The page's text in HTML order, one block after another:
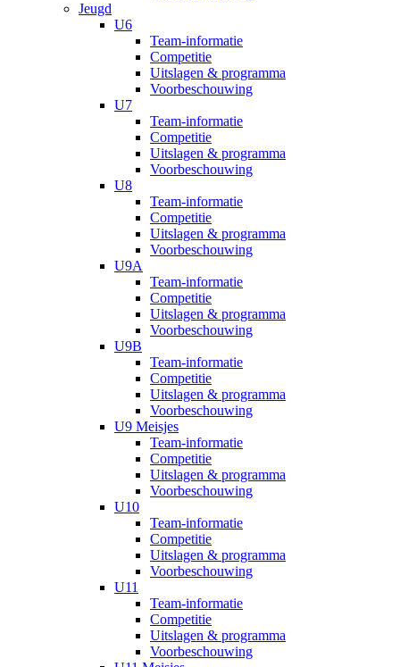
Jeugd
U6
Team-informatie
Competitie
Uitslagen & programma
Voorbeschouwing
U7
Team-informatie
Competitie
Uitslagen & programma
Voorbeschouwing
U8
Team-informatie
Competitie
Uitslagen & programma
Voorbeschouwing
U9A
Team-informatie
Competitie
Uitslagen & programma
Voorbeschouwing
U9B
Team-informatie
Competitie
Uitslagen & programma
Voorbeschouwing
U9 Meisjes
Team-informatie
Competitie
Uitslagen & programma
Voorbeschouwing
U10
Team-informatie
Competitie
Uitslagen & programma
Voorbeschouwing
U11
Team-informatie
Competitie
Uitslagen & programma
Voorbeschouwing